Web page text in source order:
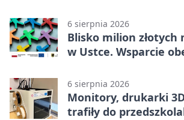
6 sierpnia 2026
Blisko milion złotych
w Ustce. Wsparcie
6 sierpnia 2026
Monitory, drukarki
trafiły do